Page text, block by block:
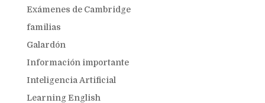
Exámenes de Cambridge
familias
Galardón
Información importante
Inteligencia Artificial
Learning English